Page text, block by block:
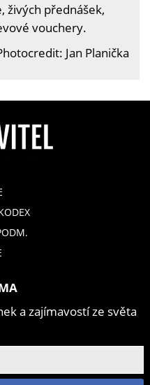
živých přednášek,
vouchery.
Jan Planička
a zajímavostí ze světa